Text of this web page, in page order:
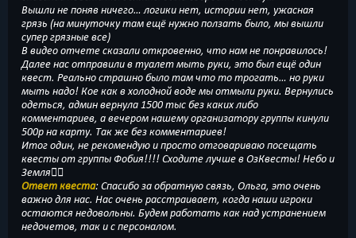
Вышли не поняв ничего… логики нет, истории нет, ужасная
грязь (на минуточку там ещё нужно ползать было, мы вышли
супер грязные все)
В видео отчете сказали откровенно, что нам не понравилось!
Далее нас отправили в туалет мыть руки, это был ещё один
квест. Реально страшно было там что то трогать… но руки
мыть надо! Кое как в холодной воде мы отмыли руки. Вернулись
одеться, админ вернула 1500 тыс без каких либо
комментариев, а вечером нашему организатору группы кинули
500р на карту. Так же без комментариев!
Итог один, не рекомендую и просто отговариваю посещать
квесты от группы Фобия!!!! Сходите лучше в ОзКвесты! Небо и
Земля👍🏻
Ответ квеста: Спасибо за обратную связь, Ольга, это очень
важно для нас. Нас очень расстраивает, когда наши игроки
остаются недовольны. Будем работать как над устранением
недочетов, так и с персоналом.